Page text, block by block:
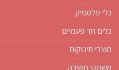
כלי פלסטיק
כלים חד פעמיים
מוצרי תינוקות
משחקי חשיבה